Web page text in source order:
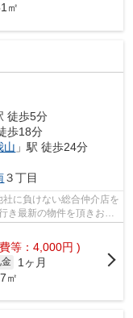
㎡
徒歩5分
歩18分
山 」駅 徒歩24分
３丁目
に負けない総合仲介店を
き最新の物件を頂きお客
等：4,000円 )
1ヶ月
㎡